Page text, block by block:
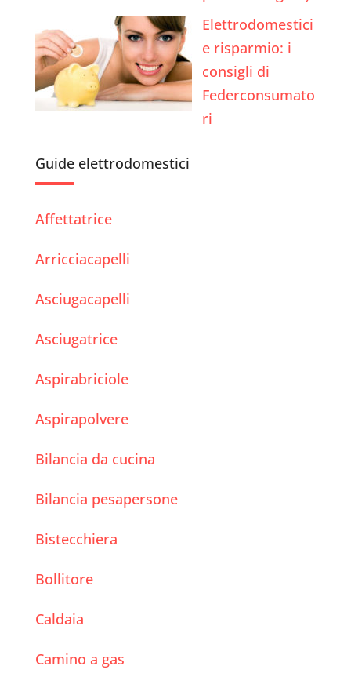
Elettrodomestici
e risparmio: i
consigli di
Federconsumato
ri
Guide elettrodomestici
Affettatrice
Arricciacapelli
Asciugacapelli
Asciugatrice
Aspirabriciole
Aspirapolvere
Bilancia da cucina
Bilancia pesapersone
Bistecchiera
Bollitore
Caldaia
Camino a gas